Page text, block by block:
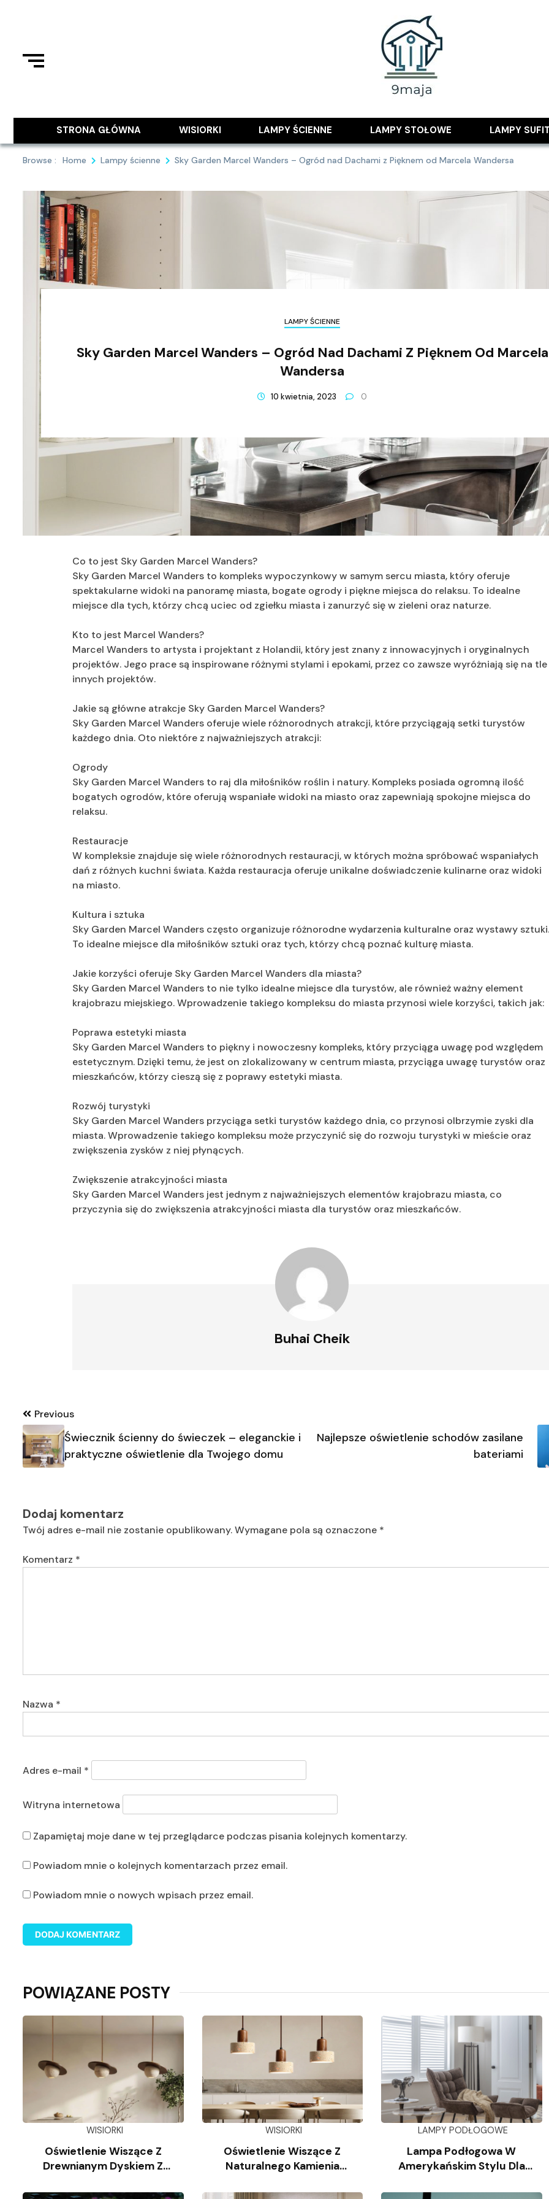
9MAJA
STRONA GŁÓWNA
WISIORKI LAMPY ŚCIENNE LAMPY STOŁOWE LAMPY
Browse : Home Lampy ścienne Sky Garden Marcel Wanders – Ogród nad Dachami z Pięknem od Marcela Wandersa
LAMPY ŚCIENNE
Sky Garden Marcel Wanders – Ogród Nad Dachami Z Pięknem Od Marcela
Wandersa
10 kwietnia, 2023 0
Co to jest Sky Garden Marcel Wanders?
Sky Garden Marcel Wanders to kompleks wypoczynkowy w samym sercu miasta, który oferuje
spektakularne widoki na panoramę miasta, bogate ogrody i piękne miejsca do relaksu. To idealne
miejsce dla tych, którzy chcą uciec od zgiełku miasta i zanurzyć się w zieleni oraz naturze.
Kto to jest Marcel Wanders?
Marcel Wanders to artysta i projektant z Holandii, który jest znany z innowacyjnych i oryginalnych
projektów. Jego prace są inspirowane różnymi stylami i epokami, przez co zawsze wyróżniają się na tle
innych projektów.
Jakie są główne atrakcje Sky Garden Marcel Wanders?
Sky Garden Marcel Wanders oferuje wiele różnorodnych atrakcji, które przyciągają setki turystów
każdego dnia. Oto niektóre z najważniejszych atrakcji:
Ogrody
Sky Garden Marcel Wanders to raj dla miłośników roślin i natury. Kompleks posiada ogromną ilość
bogatych ogrodów, które oferują wspaniałe widoki na miasto oraz zapewniają spokojne miejsca do
relaksu.
Restauracje
W kompleksie znajduje się wiele różnorodnych restauracji, w których można spróbować wspaniałych
dań z różnych kuchni świata. Każda restauracja oferuje unikalne doświadczenie kulinarne oraz widoki
na miasto.
Kultura i sztuka
Sky Garden Marcel Wanders często organizuje różnorodne wydarzenia kulturalne oraz wystawy
To idealne miejsce dla miłośników sztuki oraz tych, którzy chcą poznać kulturę miasta.
Jakie korzyści oferuje Sky Garden Marcel Wanders dla miasta?
Sky Garden Marcel Wanders to nie tylko idealne miejsce dla turystów, ale również ważny element
krajobrazu miejskiego. Wprowadzenie takiego kompleksu do miasta przynosi wiele korzyści, takich jak:
Poprawa estetyki miasta
Sky Garden Marcel Wanders to piękny i nowoczesny kompleks, który przyciąga uwagę pod względem
estetycznym. Dzięki temu, że jest on zlokalizowany w centrum miasta, przyciąga uwagę turystów oraz
mieszkańców, którzy cieszą się z poprawy estetyki miasta.
Rozwój turystyki
Sky Garden Marcel Wanders przyciąga setki turystów każdego dnia, co przynosi olbrzymie zyski dla
miasta. Wprowadzenie takiego kompleksu może przyczynić się do rozwoju turystyki w mieście oraz
zwiększenia zysków z niej płynących.
Zwiększenie atrakcyjności miasta
Sky Garden Marcel Wanders jest jednym z najważniejszych elementów krajobrazu miasta, co
przyczynia się do zwiększenia atrakcyjności miasta dla turystów oraz mieszkańców.
Buhai Cheik
Nawigacja
wpisu
Previous
Świecznik ścienny do świeczek – eleganckie i
praktyczne oświetlenie dla Twojego domu
Najlepsze oświetlenie schodów zasilane
bateriami
Dodaj komentarz
Twój adres e-mail nie zostanie opublikowany.Wymagane pola są oznaczone *
Komentarz *
Nazwa *
Adres e-mail *
Witryna internetowa
Zapamiętaj moje dane w tej przeglądarce podczas pisania kolejnych komentarzy.
Powiadom mnie o kolejnych komentarzach przez email.
Powiadom mnie o nowych wpisach przez email.
POWIĄZANE POSTY
WISIORKI
Oświetlenie Wiszące Z
Drewnianym Dyskiem Z
WISIORKI
Oświetlenie Wiszące Z
Naturalnego Kamienia
LAMPY PODŁOGOWE
Lampa Podłogowa W
Amerykańskim Stylu Dla